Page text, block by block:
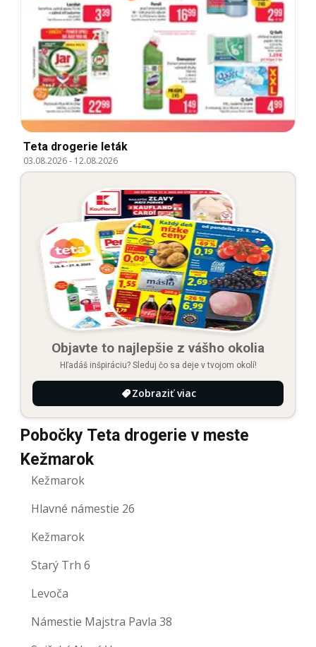
Teta drogerie leták
03.08.2026- 12.08.2026
Objavte to najlepšie z vášho okolia
Hľadáš inšpiráciu? Sleduj čo sa deje v tvojom okolí!
Zobraziť viac
Pobočky Teta drogerie v meste
Kežmarok
Kežmarok
Hlavné námestie 26
Kežmarok
Starý Trh 6
Levoča
Námestie Majstra Pavla 38